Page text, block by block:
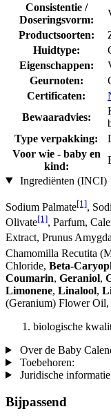
Consistentie /
Doseringsvorm:
Productsoorten:
Huidtype:
Eigenschappen:
Geurnoten:
Certificaten:
Bewaaradvies:
Type verpakking:
Voor wie - baby en
kind:
Ingrediënten (INCI)
Sodium Palmate[1],
Olivate[1], Parfum,
Extract, Prunus
Chamomilla Recutita
Chloride, Beta-
Coumarin, Geraniol,
Limonene, Linalool,
(Geranium) Flower Oil,
biologische
Over de Baby
Toebehoren:
Juridische informatie
Bijpassend